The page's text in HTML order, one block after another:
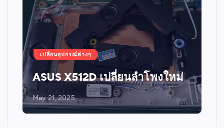
เปลี่ยนอุปกรณ์ต่างๆ
ASUS X512D เปลี่ยนลำโพงใหม่
May 21, 2025